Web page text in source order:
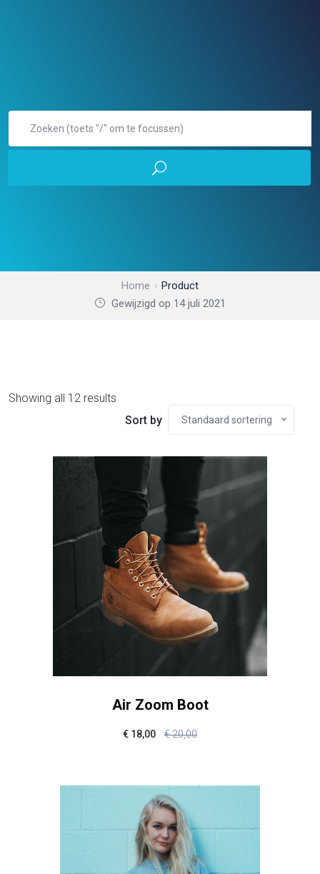
Home
Product
Gewijzigd op 14 juli 2021
Showing all 12 results
Sort by
Standaard sortering
Air Zoom Boot
€20,00
€ 18,00